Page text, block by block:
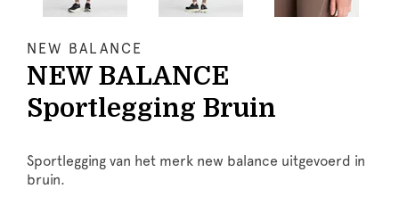
NEW BALANCE
NEW BALANCE
Sportlegging Bruin
Sportlegging van het merk new balance uitgevoerd in
bruin.